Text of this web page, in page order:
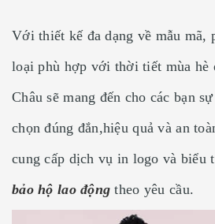
Với thiết kế đa dạng về mẫu mã,
loại phù hợp với thời tiết mùa hè
Châu sẽ mang đến cho các bạn
chọn đúng đắn,hiệu quả và an
cung cấp dịch vụ in logo và biểu
bảo hộ lao động theo yêu cầu.